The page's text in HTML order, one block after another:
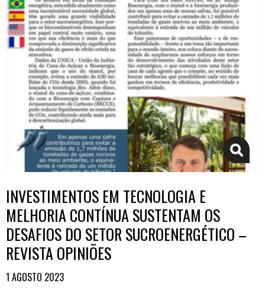
INVESTIMENTOS EM TECNOLOGIA E
MELHORIA CONTÍNUA SUSTENTAM OS
DESAFIOS DO SETOR SUCROENERGÉTICO –
REVISTA OPINIÕES
1 AGOSTO 2023